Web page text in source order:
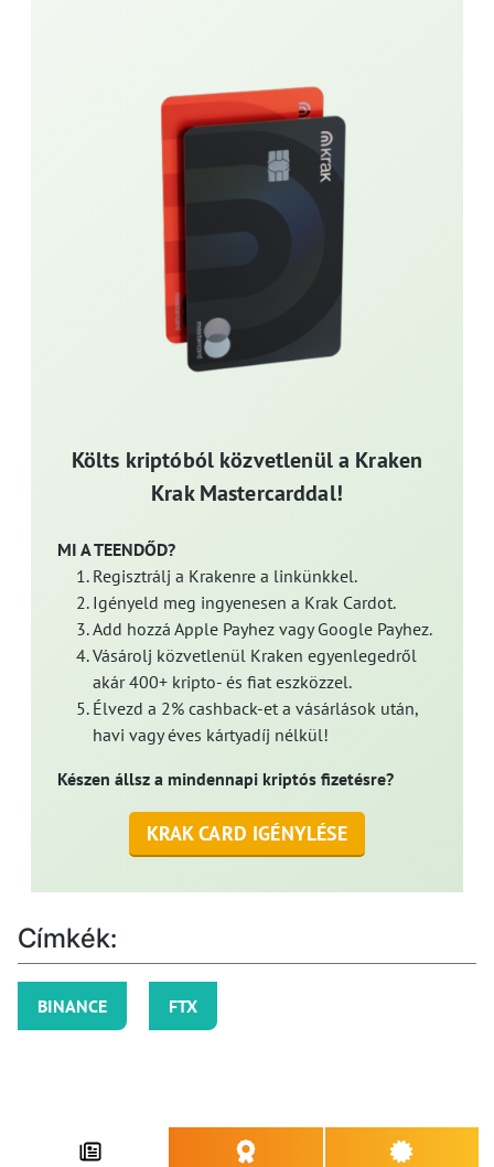
Költs kriptóból közvetlenül a Kraken
Krak Mastercarddal!
MI A TEENDŐD?
Regisztrálj a Krakenre a linkünkkel.
Igényeld meg ingyenesen a Krak Cardot.
Add hozzá Apple Payhez vagy Google Payhez.
Vásárolj közvetlenül Kraken egyenlegedről
akár 400+ kripto- és fiat eszközzel.
Élvezd a 2% cashback-et a vásárlások után,
havi vagy éves kártyadíj nélkül!
Készen állsz a mindennapi kriptós fizetésre?
KRAK CARD IGÉNYLÉSE
Címkék:
BINANCE FTX